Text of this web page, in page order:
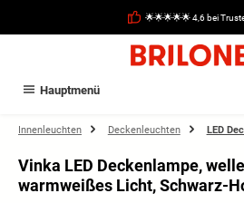
🌟🌟🌟🌟🌟 4,6 bei
Hauptmenü
Innenleuchten Deckenleuchten LED
Vinka LED Deckenlampe,
warmweißes Licht, Schwarz-